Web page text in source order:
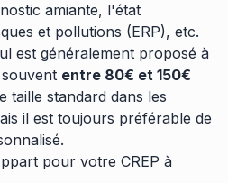
amiante, l'état
et pollutions (ERP), etc.
est généralement proposé à
entre 80€ et 150€
taille standard dans les
il est toujours préférable de
pour votre CREP à